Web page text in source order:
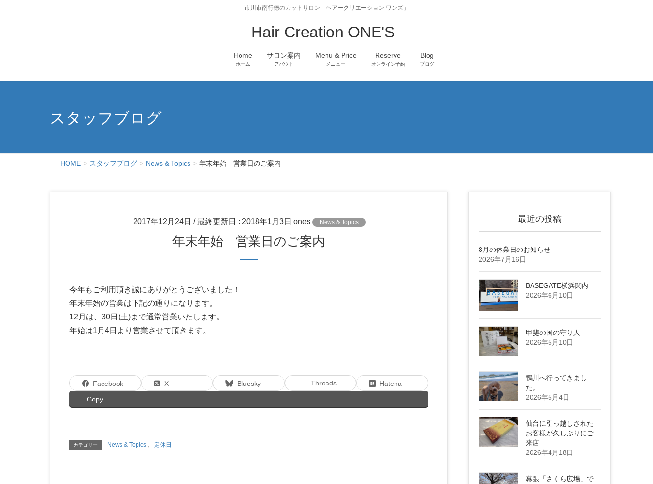
市川市南行徳のカットサロン「ヘアークリエーション ワンズ」
Hair Creation ONE'S
Home
ホーム
サロン案内
アバウト
Menu & Price
メニュー
Reserve
オンライン予約
Blog
ブログ
スタッフブログ
HOME スタッフブログ News & Topics 年末年始 営業日のご案内
2017年12月24日 / 最終更新日 : 2018年1月3日 ones News & Topics
年末年始 営業日のご案内
今年もご利用頂き誠にありがとうございました！
年末年始の営業は下記の通りになります。
12月は、30日(土)まで通常営業いたします。
年始は1月4日より営業させて頂きます。
Facebook X Bluesky Threads
Hatena
Copy
カテゴリー News & Topics 、 定休日
最近の投稿
8月の休業日のお知らせ
2026年7月16日
BASEGATE横浜関内
2026年6月10日
甲斐の国の守り人
2026年5月10日
鴨川へ行ってきまし
た。
2026年5月4日
仙台に引っ越しされた
お客様が久しぶりにご
来店
2026年4月18日
幕張「さくら広場」で